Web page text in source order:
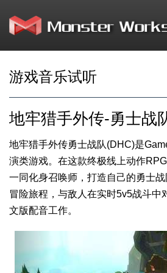
游戏音乐试听
地牢猎手外传-勇士战
地牢猎手外传勇士战队(DHC)是
演类游戏。在这款终极线上动作
一同化身召唤师，打造自己的勇士
冒险旅程，与敌人在实时5v5战斗中
文版配音工作。